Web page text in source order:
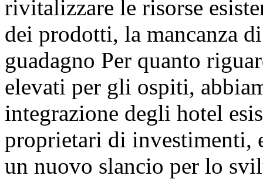
rivitalizzare le risorse
dei prodotti, la mancanza
guadagno Per quanto
elevati per gli ospiti,
integrazione degli hotel
proprietari di investimenti,
un nuovo slancio per lo